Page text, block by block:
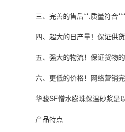
三、完善的售后**.质量符合
四、超大的日产量！保证供货
五、强大的物流！保证货物的
六、更低的价格！网络营销
华骏SF憎水膨珠保温砂浆是
产品特点